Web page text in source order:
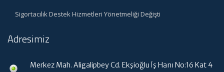
Sigortacılık Destek Hizmetleri Yönetmeliği Değişti
Adresimiz
Merkez Mah. Aligalipbey Cd. Ekşioğlu İş Hanı No:16 Kat 4